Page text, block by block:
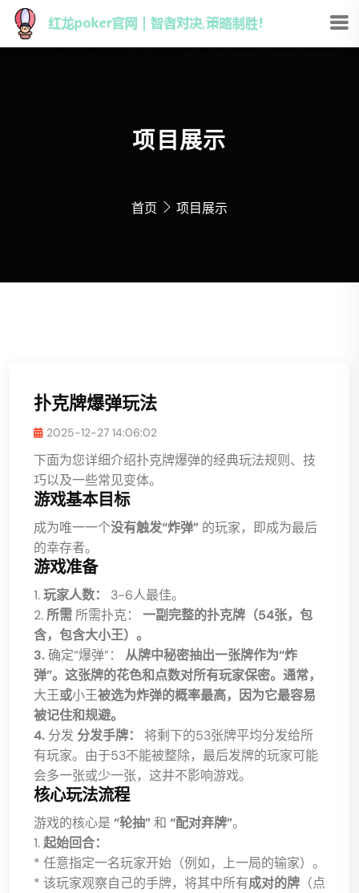
项目展示
首页 项目展示
扑克牌爆弹玩法
2025-12-27 14:06:02
下面为您详细介绍扑克牌爆弹的经典玩法规则、技
巧以及一些常见变体。
游戏基本目标
成为唯一一个没有触发“炸弹” 的玩家，即成为最后
的幸存者。
游戏准备
1.玩家人数：
3-6人最佳。
2.所需 所需扑克：
一副完整的扑克牌（54张，包
含，包含大小王）。
3.确定“爆弹”：
从牌中秘密抽出一张牌作为“炸
弹”。这张牌的花色和点数对所有玩家保密。通常，
大王或小王被选为炸弹的概率最高，因为它最容易
被记住和规避。
4. 分发 分发手牌：
将剩下的53张牌平均分发给所
有玩家。由于53不能被整除，最后发牌的玩家可能
会多一张或少一张，这并不影响游戏。
核心玩法流程
游戏的核心是 “轮抽”和 “配对弃牌”。
1.起始回合：
* 任意指定一名玩家开始（例如，上一局的输家）。
* 该玩家观察自己的手牌，将其中所有成对的牌 （点